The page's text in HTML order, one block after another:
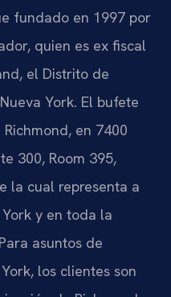
fundado en 1997 por
quien es ex fiscal
el Distrito de
York. El bufete
en 7400
300, Room 395,
la cual representa a
y en toda la
asuntos de
los clientes son